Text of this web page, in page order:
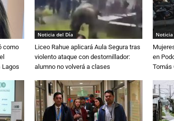
como
Lagos
Noticia del Día
Liceo Rahue aplicará Aula Segura tras
violento ataque con destornillador:
alumno no volverá a clases
Noticia
en
Tomás